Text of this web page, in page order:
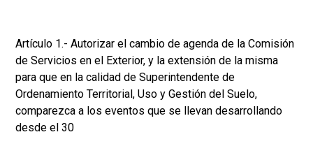
Artículo 1.- Autorizar el cambio de agenda de la Comisión
de Servicios en el Exterior, y la extensión de la misma
para que en la calidad de Superintendente de
Ordenamiento Territorial, Uso y Gestión del Suelo,
comparezca a los eventos que se llevan desarrollando
desde el 30